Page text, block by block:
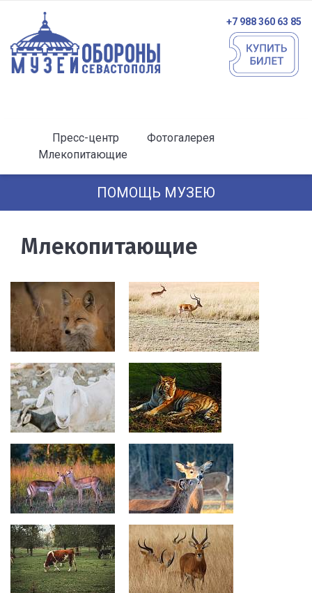
+7 988 360 63 85
Пресс-центр
Фотогалерея
Млекопитающие
ПОМОЩЬ МУЗЕЮ
Млекопитающие